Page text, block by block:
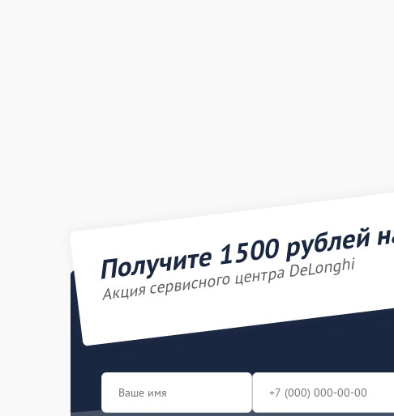
Получите 1500 рублей
Акция сервисного центра DeLonghi